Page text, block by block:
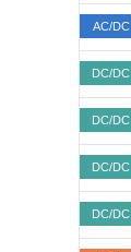
AC/DC
DC/DC
DC/DC
DC/DC
DC/DC